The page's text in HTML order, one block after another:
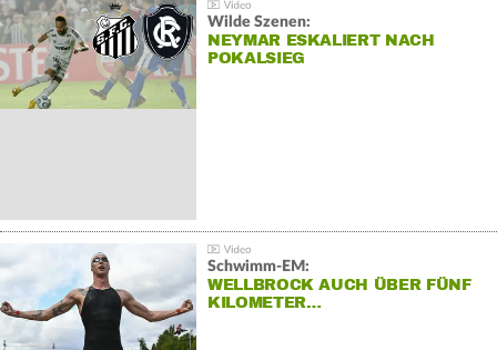
Wilde Szenen:
NEYMAR ESKALIERT NACH
POKALSIEG
Schwimm-EM:
WELLBROCK AUCH ÜBER FÜNF
KILOMETER…